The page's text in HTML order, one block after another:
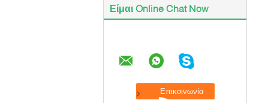
Είμαι Online Chat Now